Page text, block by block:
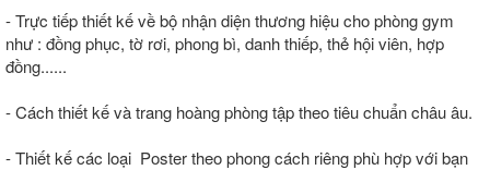
- Trực tiếp thiết kế về bộ nhận diện thương hiệu cho phòng gym
như : đồng phục, tờ rơi, phong bì, danh thiếp, thẻ hội viên, hợp
đồng......
- Cách thiết kế và trang hoàng phòng tập theo tiêu chuẩn châu âu.
- Thiết kế các loại Poster theo phong cách riêng phù hợp với bạn